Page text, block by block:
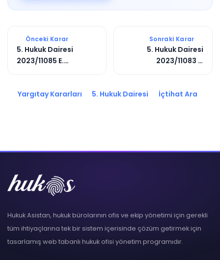
Önceki Karar
5. Hukuk Dairesi
2023/11085 E.
Sonraki Karar
5. Hukuk Dairesi
2023/11083 E.
Yargıtay Kararları 5. Hukuk Dairesi İçtihat Ara
Hukuk Asistan, hukuk bürolarının ofis ve ekip yönetimi için gerekli
tüm ihtiyaçlarına tek bir sistem içerisinde çözüm getirmek için
tasarlamış web tabanlı hukuk ofisi yönetim programıdır.